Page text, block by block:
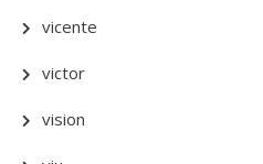
vicente
victor
vision